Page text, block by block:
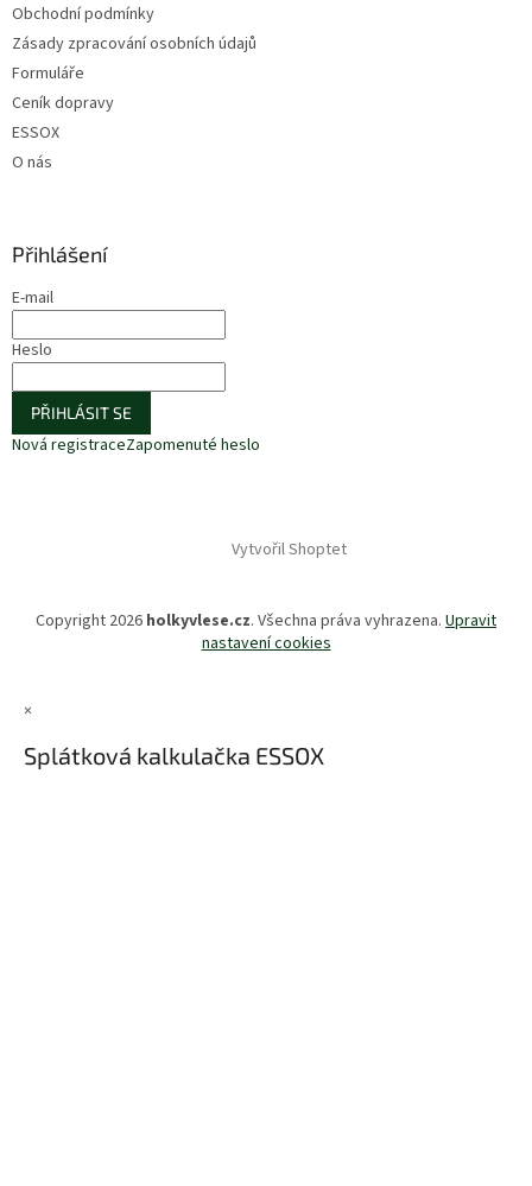
Obchodní podmínky
Zásady zpracování osobních údajů
Formuláře
Ceník dopravy
ESSOX
O nás
Přihlášení
E-mail
Heslo
PŘIHLÁSIT SE
Nová registraceZapomenuté heslo
Vytvořil Shoptet
Copyright 2026 holkyvlese.cz. Všechna práva vyhrazena. Upravit
nastavení cookies
×
Splátková kalkulačka ESSOX